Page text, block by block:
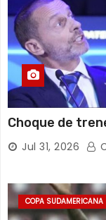
Choque de
Jul 31, 2026
COPA SUDAMERICANA